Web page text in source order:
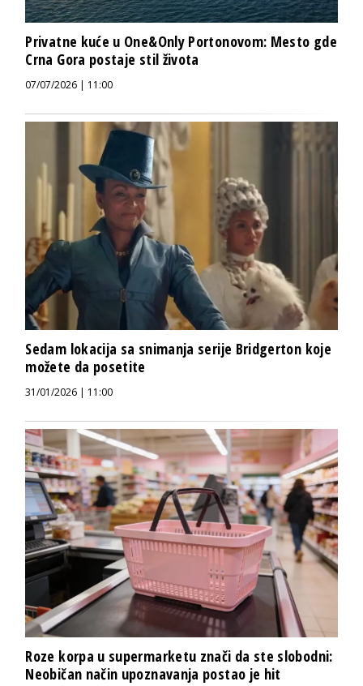
Privatne kuće u One&Only Portonovom: Mesto gde
Crna Gora postaje stil života
07/07/2026 | 11:00
Sedam lokacija sa snimanja serije Bridgerton koje
možete da posetite
31/01/2026 | 11:00
Roze korpa u supermarketu znači da ste slobodni:
Neobičan način upoznavanja postao je hit